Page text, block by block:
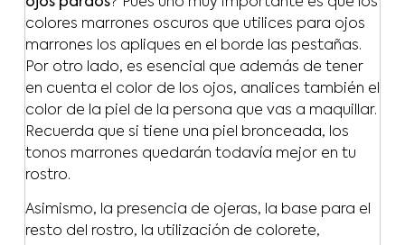
colores marrones oscuros que utilices para ojos
marrones los apliques en el borde las pestañas.
Por otro lado, es esencial que además de tener
en cuenta el color de los ojos, analices también el
color de la piel de la persona que vas a maquillar.
Recuerda que si tiene una piel bronceada, los
tonos marrones quedarán todavía mejor en tu
rostro.
Asimismo, la presencia de ojeras, la base para el
resto del rostro, la utilización de colorete,